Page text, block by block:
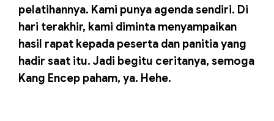
pelatihannya. Kami punya agenda sendiri. Di
hari terakhir, kami diminta menyampaikan
hasil rapat kepada peserta dan panitia yang
hadir saat itu. Jadi begitu ceritanya, semoga
Kang Encep paham, ya. Hehe.